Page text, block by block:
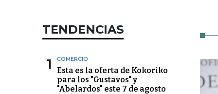
TENDENCIAS
1 COMERCIO
Esta es la oferta de Kokoriko
para los "Gustavos" y
"Abelardos" este 7 de agosto